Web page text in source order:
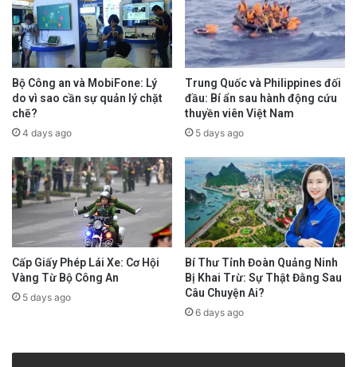
Bộ Công an và MobiFone: Lý
do vì sao cần sự quản lý chặt
chẽ?
4 days ago
Trung Quốc và Philippines đối
đầu: Bí ẩn sau hành động cứu
thuyền viên Việt Nam
5 days ago
Cấp Giấy Phép Lái Xe: Cơ Hội
Vàng Từ Bộ Công An
5 days ago
Bí Thư Tỉnh Đoàn Quảng Ninh
Bị Khai Trừ: Sự Thật Đằng Sau
Câu Chuyện Ai?
6 days ago